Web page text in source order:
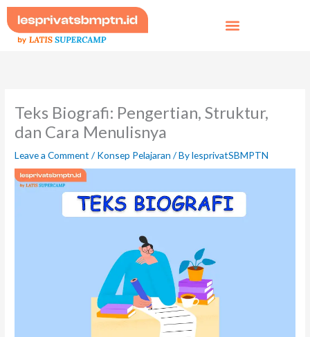
Skip
to
content
Teks Biografi: Pengertian, Struktur,
dan Cara Menulisnya
Leave a Comment / Konsep Pelajaran / BylesprivatSBMPTN